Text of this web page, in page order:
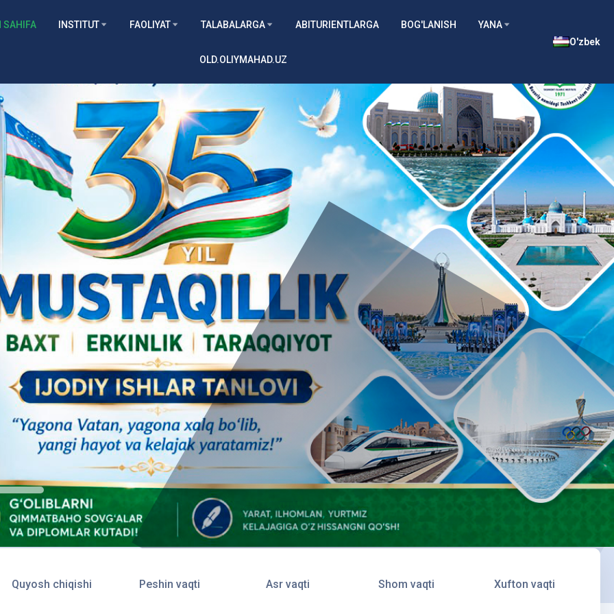
SAHIFA INSTITUT FAOLIYAT TALABALARGA ABITURIENTLARGA BOG'LANISH YANA
OLD.OLIYMAHAD.UZ
O'zbek
Quyosh chiqishi Peshin vaqti Asr vaqti Shom vaqti Xufton vaqti